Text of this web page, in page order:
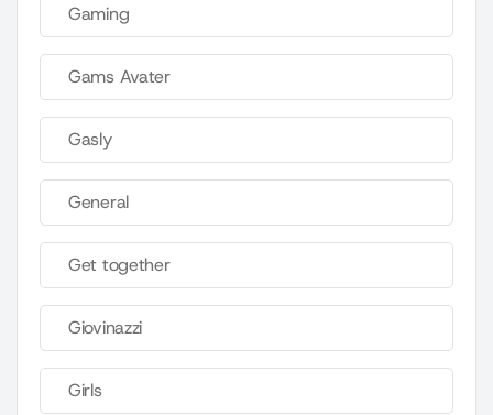
Gaming
Gams Avater
Gasly
General
Get together
Giovinazzi
Girls